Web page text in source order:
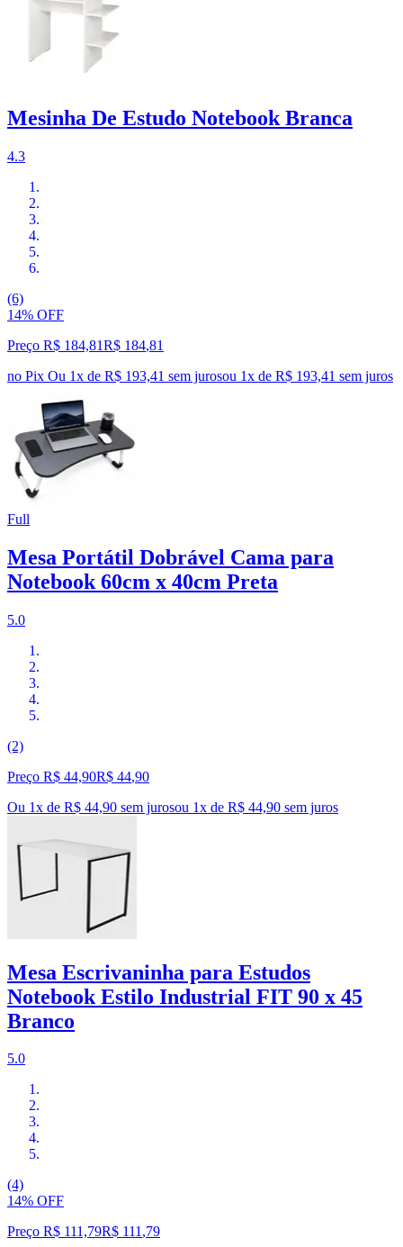
Mesinha De Estudo Notebook Branca
4.3
(6)
14% OFF
Preço R$ 184,81R$ 184,81
no Pix Ou 1x de R$ 193,41 sem jurosou 1x de R$ 193,41 sem juros
Full
Mesa Portátil Dobrável Cama para
Notebook 60cm x 40cm Preta
5.0
(2)
Preço R$ 44,90R$ 44,90
Ou 1x de R$ 44,90 sem jurosou 1x de R$ 44,90 sem juros
Mesa Escrivaninha para Estudos
Notebook Estilo Industrial FIT 90 x 45
Branco
5.0
(4)
14% OFF
Preço R$ 111,79R$ 111,79